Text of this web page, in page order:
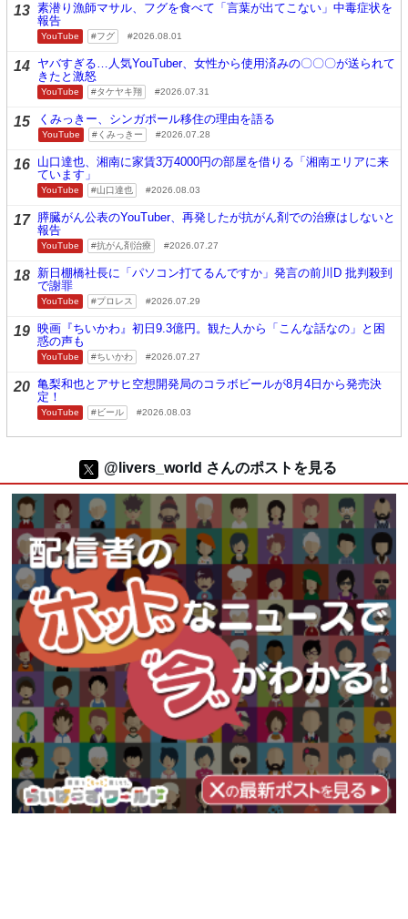
13 素潜り漁師マサル、フグを食べて「言葉が出てこない」中毒症状を
報告
YouTube フグ 2026.08.01
14 ヤバすぎる…人気YouTuber、女性から使用済みの〇〇〇が送られて
きたと激怒
YouTube タケヤキ翔 2026.07.31
15 くみっきー、シンガポール移住の理由を語る
YouTube くみっきー 2026.07.28
16 山口達也、湘南に家賃3万4000円の部屋を借りる「湘南エリアに来
ています」
YouTube 山口達也 2026.08.03
17 膵臓がん公表のYouTuber、再発したが抗がん剤での治療はしないと
報告
YouTube 抗がん剤治療 2026.07.27
18 新日棚橋社長に「パソコン打てるんですか」発言の前川D 批判殺到
で謝罪
YouTube プロレス 2026.07.29
19 映画『ちいかわ』初日9.3億円。観た人から「こんな話なの」と困
惑の声も
YouTube ちいかわ 2026.07.27
20 亀梨和也とアサヒ空想開発局のコラボビールが8月4日から発売決
定！
YouTube ビール 2026.08.03
@livers_world さんのポストを見る